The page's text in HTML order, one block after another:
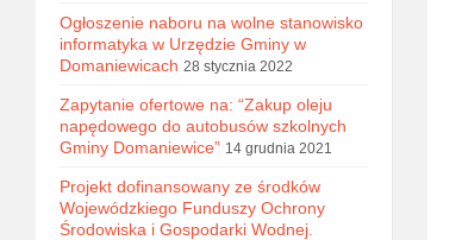
Ogłoszenie naboru na wolne stanowisko
informatyka w Urzędzie Gminy w
Domaniewicach 28 stycznia 2022
Zapytanie ofertowe na: “Zakup oleju
napędowego do autobusów szkolnych
Gminy Domaniewice” 14 grudnia 2021
Projekt dofinansowany ze środków
Wojewódzkiego Funduszy Ochrony
Środowiska i Gospodarki Wodnej.